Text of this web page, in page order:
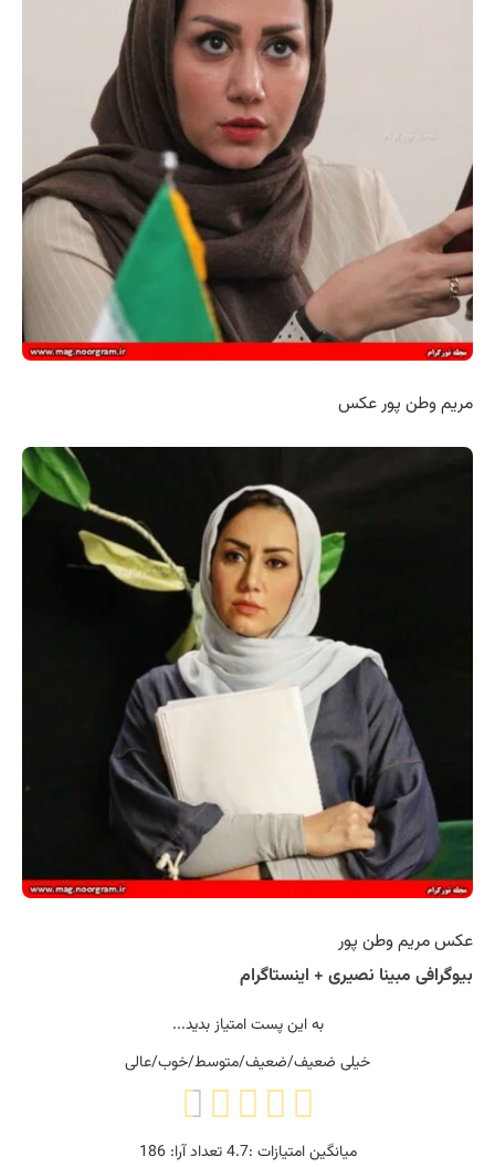
مریم وطن پور عکس
عکس مریم وطن پور
بیوگرافی مبینا نصیری + اینستاگرام
به این پست امتیاز بدید...
خیلی ضعیف/ضعیف/متوسط/خوب/عالی
میانگین امتیازات :4.7تعداد آرا:186